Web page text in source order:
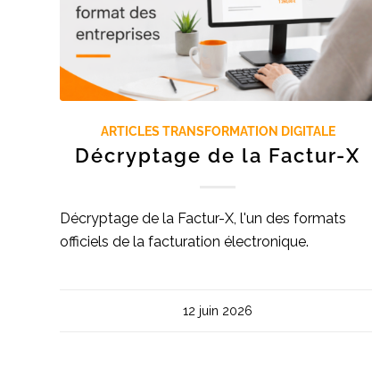
ARTICLES TRANSFORMATION DIGITALE
Décryptage de la Factur-X
Décryptage de la Factur-X, l'un des formats
officiels de la facturation électronique.
12 juin 2026